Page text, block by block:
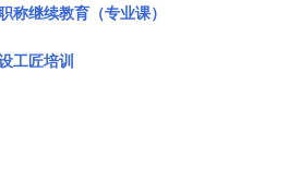
称继续教育（专业课）
工匠培训